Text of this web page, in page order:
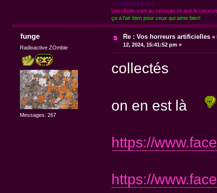
J'ai fait kk à ikea !
Les rêves sont au cerveau ce que le caca
ça a l'air bien pour ceux qui aime bien!
funge
Radioactive ZOmbie
Messages: 267
Re : Vos horreurs artificielles «
12, 2024, 15:41:52 pm »
collectés
on en est là
https://
https://